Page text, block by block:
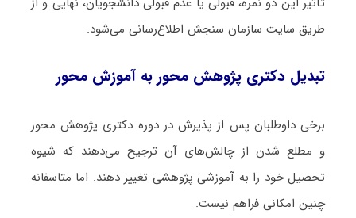
طریق سایت سازمان سنجش اطلاع‌رسانی می‌شود.
تبدیل دکتری پژوهش محور به آموزش محور
برخی داوطلبان پس از پذیرش در دوره دکتری پژوهش محور
و مطلع شدن از چالش‌های آن ترجیح می‌دهند که شیوه
تحصیل خود را به آموزشی پژوهشی تغییر دهند. اما متاسفانه
چنین امکانی فراهم نیست.